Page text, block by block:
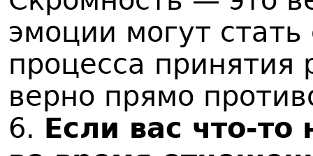
эмоции могут
процесса
верно прямо
6. Если вас что-то